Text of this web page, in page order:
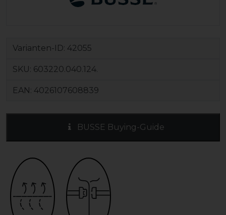
Varianten-ID: 42055
SKU: 603220.040.124.
EAN: 4026107608839
BUSSE Buying-Guide